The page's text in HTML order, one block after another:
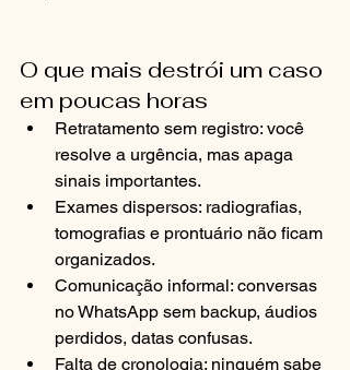
O que mais destrói um caso
em poucas horas
Retratamento sem registro: você
resolve a urgência, mas apaga
sinais importantes.
Exames dispersos: radiografias,
tomografias e prontuário não ficam
organizados.
Comunicação informal: conversas
no WhatsApp sem backup, áudios
perdidos, datas confusas.
Falta de cronologia: ninguém sabe